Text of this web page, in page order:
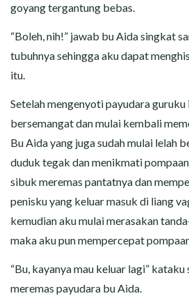
goyang tergantung bebas.
“Boleh, nih!” jawab bu Aida singkat
tubuhnya sehingga aku dapat
itu.
Setelah mengenyoti payudara
bersemangat dan mulai kembali
Bu Aida yang juga sudah mulai lelah
duduk tegak dan menikmati
sibuk meremas pantatnya dan
penisku yang keluar masuk di liang
kemudian aku mulai merasakan
maka aku pun mempercepat
“Bu, kayanya mau keluar lagi”
meremas payudara bu Aida.